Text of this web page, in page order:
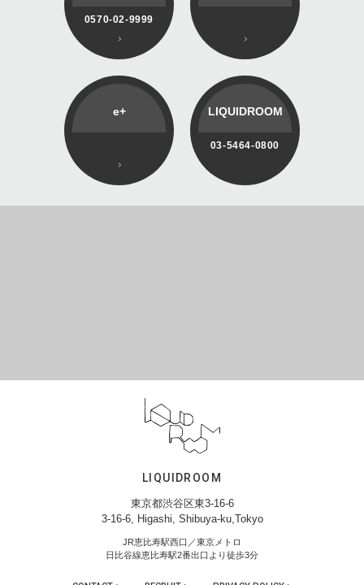
0570-02-9999
e+ LIQUIDROOM
03-5464-0800
LIQUIDROOM
東京都渋谷区東3-16-6
3-16-6, Higashi, Shibuya-ku,Tokyo
JR恵比寿駅西口／東京メトロ
日比谷線恵比寿駅2番出口より徒歩3分